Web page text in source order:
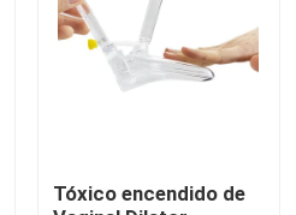
Tóxico encendido de